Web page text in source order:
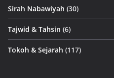
Sirah Nabawiyah (30)
Tajwid & Tahsin (6)
Tokoh & Sejarah (117)